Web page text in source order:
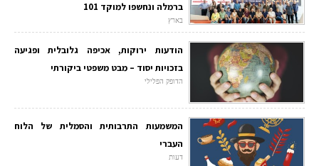
ברמלה ונחשפו למוקד 101
בארץ
הודעות ירוקות, אכיפה גלובלית ופגיעה
בזכויות יסוד – מבט משפטי ביקורתי
הדופק הפלילי
המשמעות התרבותית והסמלית של הלוח
העברי
דעות